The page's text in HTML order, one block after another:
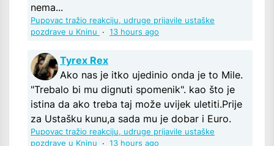
nema...
Pupovac tražio reakciju, udruge prijavile ustaške
pozdrave u Kninu
· 13 hours ago
Tyrex Rex
Ako nas je itko ujedinio onda je to Mile.
"Trebalo bi mu dignuti spomenik". kao što je
istina da ako treba taj može uvijek uletiti.Prije
za Ustašku kunu,a sada mu je dobar i Euro.
Pupovac tražio reakciju, udruge prijavile ustaške
pozdrave u Kninu
· 13 hours ago